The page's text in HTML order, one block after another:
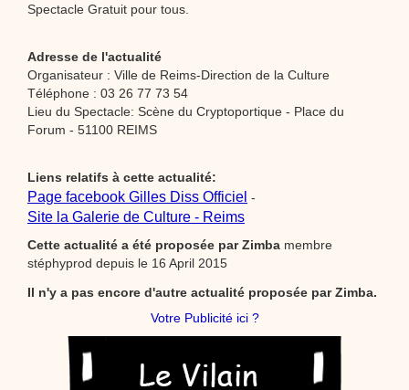
Spectacle Gratuit pour tous.
Adresse de l'actualité
Organisateur : Ville de Reims-Direction de la Culture
Téléphone : 03 26 77 73 54
Lieu du Spectacle: Scène du Cryptoportique - Place du
Forum - 51100 REIMS
Liens relatifs à cette actualité:
Page facebook Gilles Diss Officiel -
Site la Galerie de Culture - Reims
Cette actualité a été proposée parZimba membre
stéphyprod depuis le 16 April 2015
Il n'y a pas encore d'autre actualité proposée par Zimba.
Votre Publicité ici ?